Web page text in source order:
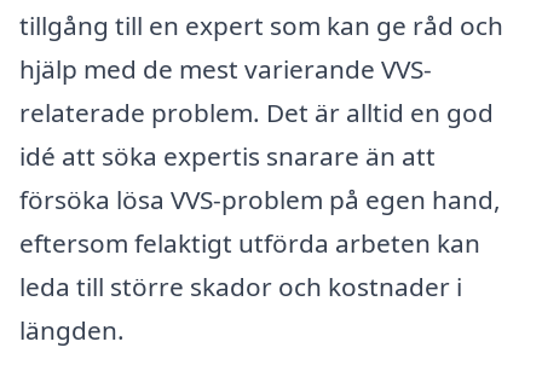
tillgång till en expert som kan ge råd och
hjälp med de mest varierande VVS-
relaterade problem. Det är alltid en god
idé att söka expertis snarare än att
försöka lösa VVS-problem på egen hand,
eftersom felaktigt utförda arbeten kan
leda till större skador och kostnader i
längden.